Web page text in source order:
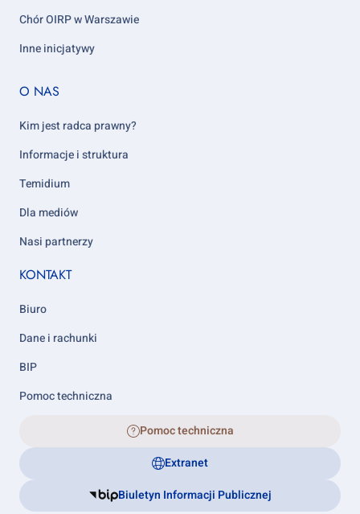
Chór OIRP w Warszawie
Inne inicjatywy
Footer
5
O NAS
Kim jest radca prawny?
Informacje i struktura
Temidium
Dla mediów
Nasi partnerzy
KONTAKT
Biuro
Dane i rachunki
BIP
Pomoc techniczna
Pomoc techniczna
Extranet
Biuletyn Informacji Publicznej